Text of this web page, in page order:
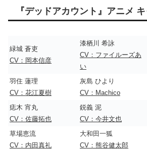
『デッドアカウント』アニメ
緑城 蒼吏
CV：岡本信彦
漆栖川 希詠
CV：ファイルーズあ
い
羽住 蓮理
CV：花江夏樹
灰島 ひより
CV：Machico
痣木 宵丸
CV：佐藤拓也
鋭義 泥
CV：今井文也
草場恵流
CV：内田真礼
大和田一狐
CV：熊谷健太郎